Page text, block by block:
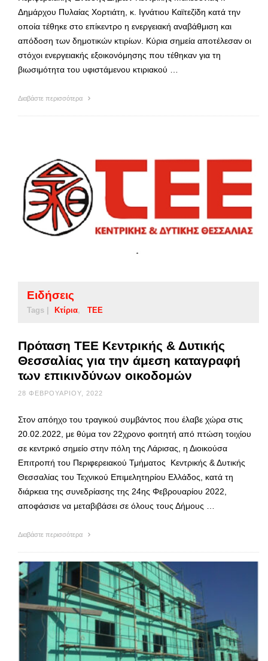
Δημάρχου Πυλαίας Χορτιάτη, κ. Ιγνάτιου Καϊτεζίδη κατά την
οποία τέθηκε στο επίκεντρο η ενεργειακή αναβάθμιση και
απόδοση των δημοτικών κτιρίων. Κύρια σημεία αποτέλεσαν οι
στόχοι ενεργειακής εξοικονόμησης που τέθηκαν για τη
βιωσιμότητα του υφιστάμενου κτιριακού …
Διαβάστε περισσότερα
Ειδήσεις
Tags | Κτίρια ΤΕΕ
Πρόταση ΤΕΕ Κεντρικής & Δυτικής
Θεσσαλίας για την άμεση καταγραφή
των επικινδύνων οικοδομών
28 ΦΕΒΡΟΥΑΡΊΟΥ, 2022
Στον απόηχο του τραγικού συμβάντος που έλαβε χώρα στις
20.02.2022, με θύμα τον 22χρονο φοιτητή από πτώση τοιχίου
σε κεντρικό σημείο στην πόλη της Λάρισας, η Διοικούσα
Επιτροπή του Περιφερειακού Τμήματος Κεντρικής & Δυτικής
Θεσσαλίας του Τεχνικού Επιμελητηρίου Ελλάδος, κατά τη
διάρκεια της συνεδρίασης της 24ης Φεβρουαρίου 2022,
αποφάσισε να μεταβιβάσει σε όλους τους Δήμους …
Διαβάστε περισσότερα